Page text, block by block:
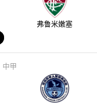
弗鲁米嫩塞
中甲